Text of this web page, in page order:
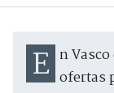
En Vasco da Gama están abiertos a escuchar ofertas